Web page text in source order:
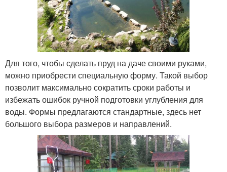
Для того, чтобы сделать пруд на даче своими руками,
можно приобрести специальную форму. Такой выбор
позволит максимально сократить сроки работы и
избежать ошибок ручной подготовки углубления для
воды. Формы предлагаются стандартные, здесь нет
большого выбора размеров и направлений.